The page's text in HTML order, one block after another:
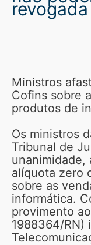
Ministros
Cofins sobre
produtos de
Os ministros
Tribunal de
unanimidade,
alíquota zero
sobre as
informática.
provimento
1988364/RN)